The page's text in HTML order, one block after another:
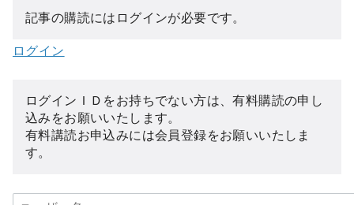
記事の購読にはログインが必要です。
ログイン
ログインＩＤをお持ちでない方は、有料購読の申し
込みをお願いいたします。
有料講読お申込みには会員登録をお願いいたしま
す。